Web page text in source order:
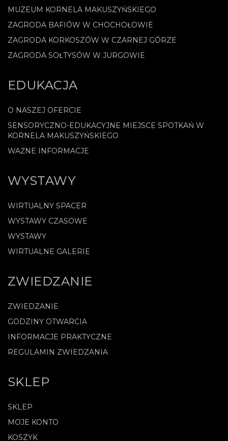
MUZEUM KORNELA MAKUSZYŃSKIEGO
ZAGRODA BAFIÓW W CHOCHOŁOWIE
ZAGRODA KORKOSZÓW W CZARNEJ GÓRZE
ZAGRODA SOŁTYSÓW W JURGOWIE
EDUKACJA
O NASZEJ OFERCIE
SENSORYCZNO-EDUKACYJNE MIEJSCE SPOTKAŃ W
KORNELA MAKUSZYŃSKIEGO
WAŻNE INFORMACJE
WYSTAWY
WIRTUALNY SPACER
WYSTAWY CZASOWE
WYSTAWY
WIRTUALNE GALERIE
ZWIEDZANIE
ZWIEDZANIE
GODZINY OTWARCIA
INFORMACJE PRAKTYCZNE
REGULAMIN ZWIEDZANIA
SKLEP
SKLEP
MOJE KONTO
KOSZYK